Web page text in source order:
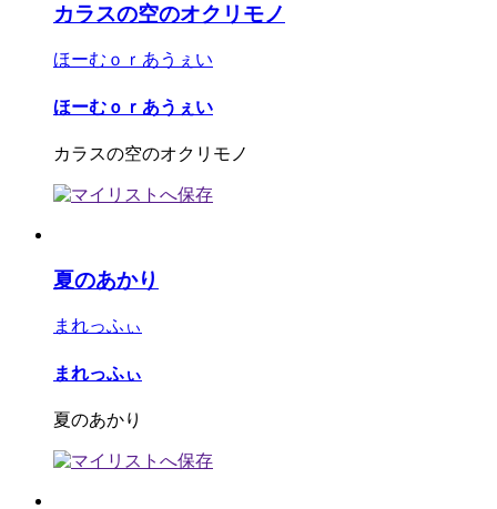
カラスの空のオクリモノ
ほーむｏｒあうぇい
ほーむｏｒあうぇい
カラスの空のオクリモノ
夏のあかり
まれっふぃ
まれっふぃ
夏のあかり